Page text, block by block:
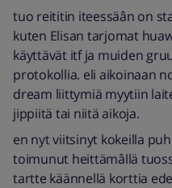
tuo reititin iteessäân on
kuten Elisan tarjomat
käyttävät itf ja muiden
protokollia. eli aikoinaan
dream liittymiä myytiin
jippiitä tai niitä aikoja.
en nyt viitsinyt kokeilla
toimunut heittämâllä
tartte käännellä korttia